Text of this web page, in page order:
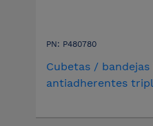
PN: P480780
Cubetas / bandejas
antiadherentes